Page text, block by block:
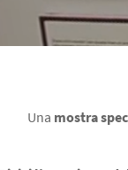
Una mostra